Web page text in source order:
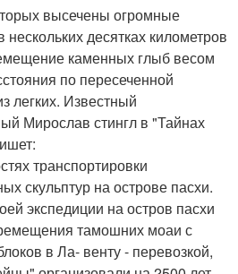
высечены огромные
десятках километров
каменных глыб весом
по пересеченной
легких. Известный
Мирослав стингл в "Тайнах
транспортировки
скульптур на острове пасхи.
экспедиции на остров пасхи
тамошних моаи с
в Ла- венту - перевозкой,